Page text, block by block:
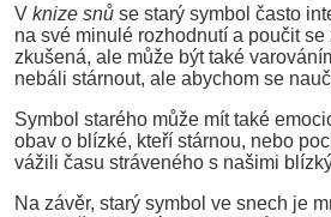
V knize snů se starý symbol často
na své minulé rozhodnutí a poučit
zkušená, ale může být také
nebáli stárnout, ale abychom se
Symbol starého může mít také
obav o blízké, kteří stárnou, nebo
vážili času stráveného s našimi
Na závěr, starý symbol ve snech je